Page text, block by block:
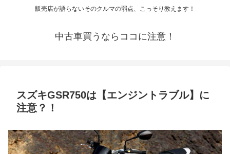
販売店が語らないそのクルマの弱点、こっそり教えます！
中古車買うならココに注意！
スズキGSR750は【エンジントラブル】に
注意？！